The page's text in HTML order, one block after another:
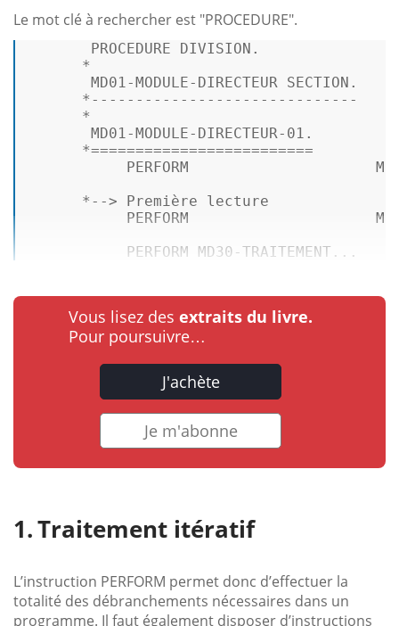
Le mot clé à rechercher est "PROCEDURE".
PROCEDURE DIVISION.
*
       MD01
-MODULE- DIRECTEUR SECTION.
* ------------------------------
*
       MD01
-MODULE- DIRECTEUR-01.
*=========================
PERFORM
* --> Première lecture
PERFORM
           PERFORM MD30
-TRAITEMENT...
Vous lisez des extraits du livre.
Pour poursuivre…
J'achète
Je m'abonne
Traitement itératif
L’instruction PERFORM permet donc d’effectuer la
totalité des débranchements nécessaires dans un
programme. Il faut également disposer d’instructions